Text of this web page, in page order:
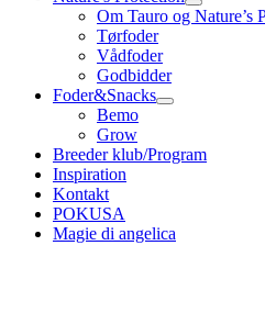
Om Tauro og Nature’s
Tørfoder
Vådfoder
Godbidder
Foder&Snacks
Bemo
Grow
Breeder klub/Program
Inspiration
Kontakt
POKUSA
Magie di angelica